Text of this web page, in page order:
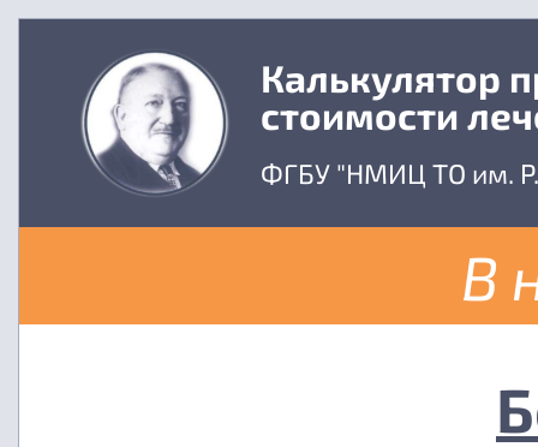
Калькулятор
стоимости
ФГБУ "НМИЦ ТО им.
В